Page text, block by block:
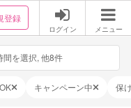
登録
ログイン メニュー
間を選択, 他8件
キャンペーン中 保